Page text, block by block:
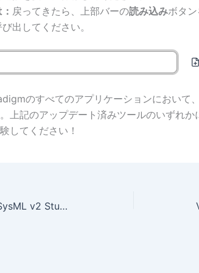
戻ってきたら、上部バーの読み込みボタ
出してください。
のすべてのアプリケーションにおいて
上記のアップデート済みツールのいずれ
してください！
モデリングをシンプルに：SysML v2 Studioキックスタートガイドがリリースされました！